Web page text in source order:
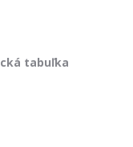
tabuľka